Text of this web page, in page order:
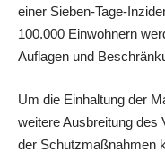
einer Sieben-Tage-
100.000 Einwohnern
Auflagen und
Um die Einhaltung der
weitere Ausbreitung des
der Schutzmaßnahmen